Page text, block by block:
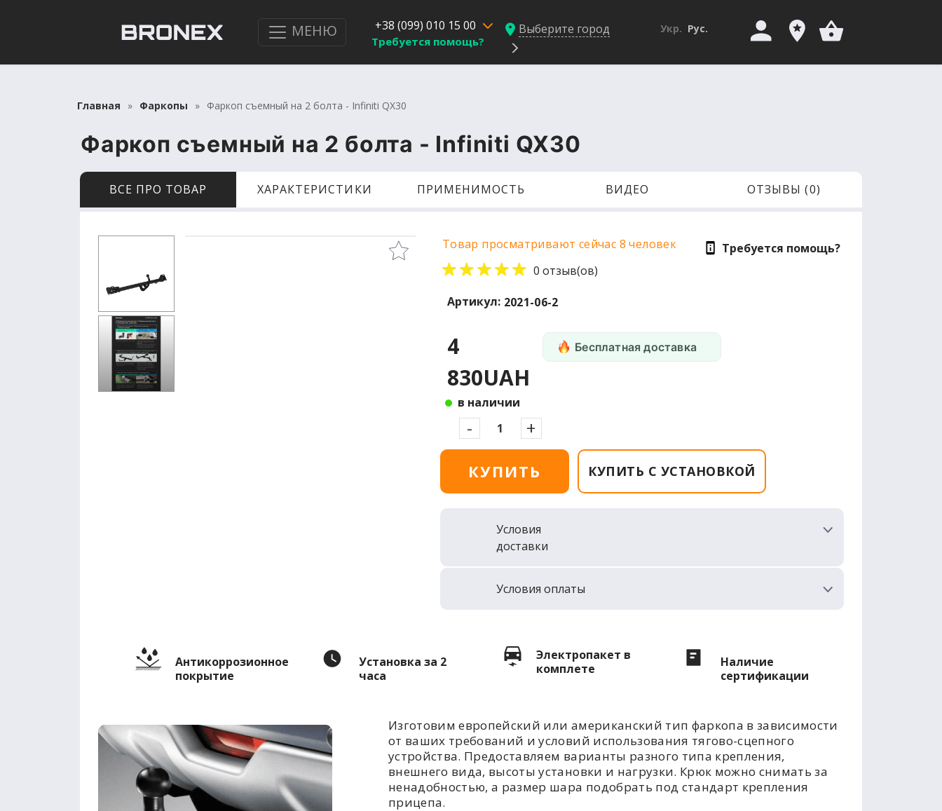
МЕНЮ +38 (099) 010 15 00
Требуется помощь?
Выберите город Укр. Рус.
Главная Фаркопы Фаркоп съемный на 2 болта - Infiniti QX30
Фаркоп съемный на 2 болта - Infiniti QX30
ВСЕ ПРО ТОВАР ХАРАКТЕРИСТИКИ ПРИМЕНИМОСТЬ ВИДЕО ОТЗЫВЫ (0)
Товар просматривают сейчас 8 человек
0 отзыв(ов)
Требуется помощь?
Артикул: 2021-06-2
4
830UAH
в наличии
Бесплатная доставка
- +
КУПИТЬ КУПИТЬ С УСТАНОВКОЙ
Условия
доставки
Условия оплаты
Антикоррозионное
покрытие
Установка за 2
часа
Электропакет в
комплете
Наличие
сертификации
Изготовим европейский или американский тип фаркопа в зависимости
от ваших требований и условий использования тягово-сцепного
устройства. Предоставляем варианты разного типа крепления,
внешнего вида, высоты установки и нагрузки. Крюк можно снимать за
ненадобностью, а размер шара подобрать под стандарт крепления
прицепа.